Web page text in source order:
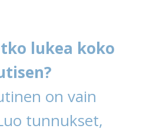
lukea koko
on vain
tunnukset,